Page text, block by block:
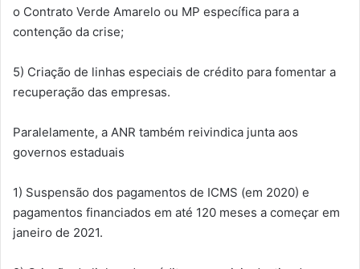
o Contrato Verde Amarelo ou MP específica para a
contenção da crise;
5) Criação de linhas especiais de crédito para fomentar a
recuperação das empresas.
Paralelamente, a ANR também reivindica junta aos
governos estaduais
1) Suspensão dos pagamentos de ICMS (em 2020) e
pagamentos financiados em até 120 meses a começar em
janeiro de 2021.